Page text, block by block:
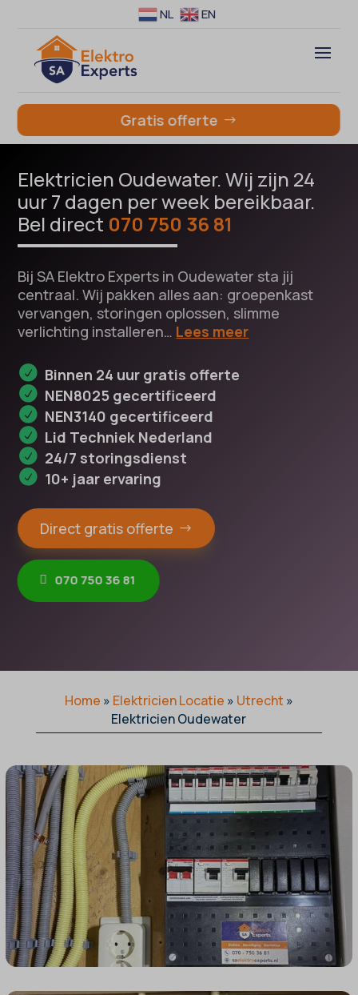
NL EN
Gratis offerte
Elektricien Oudewater. Wij zijn 24
uur 7 dagen per week bereikbaar.
Bel direct 070 750 36 81
Bij SA Elektro Experts in Oudewater sta jij
centraal. Wij pakken alles aan: groepenkast
vervangen, storingen oplossen, slimme
verlichting installeren… Lees meer
Binnen 24 uur gratis offerte
NEN8025 gecertificeerd
NEN3140 gecertificeerd
Lid Techniek Nederland
24/7 storingsdienst
10+ jaar ervaring
Direct gratis offerte
070 750 36 81
Home » Elektricien Locatie » Utrecht »
Elektricien Oudewater